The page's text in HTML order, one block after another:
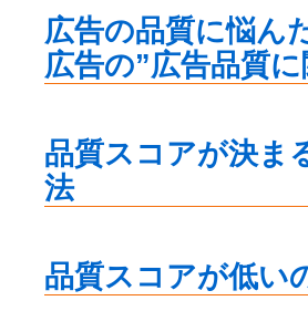
広告の品質に悩ん
広告の”広告品質
品質スコアが決ま
法
品質スコアが低い